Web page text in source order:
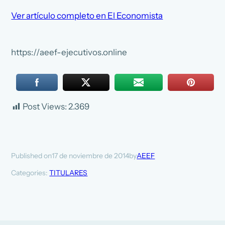
Ver artículo completo en El Economista
https://aeef-ejecutivos.online
Post Views: 2.369
Published on17 de noviembre de 2014byAEEF
Categories:TITULARES